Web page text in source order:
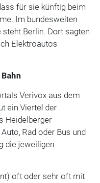
für sie künftig beim
Im bundesweiten
Berlin. Dort sagten
Elektroautos
Verivox aus dem
ein Viertel der
Heidelberger
Rad oder Bus und
die jeweiligen
oft oder sehr oft mit